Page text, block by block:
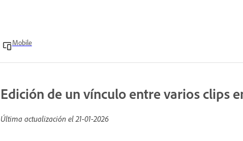
Mobile
Edición de un vínculo entre varios clips
Última actualización el21-01-2026